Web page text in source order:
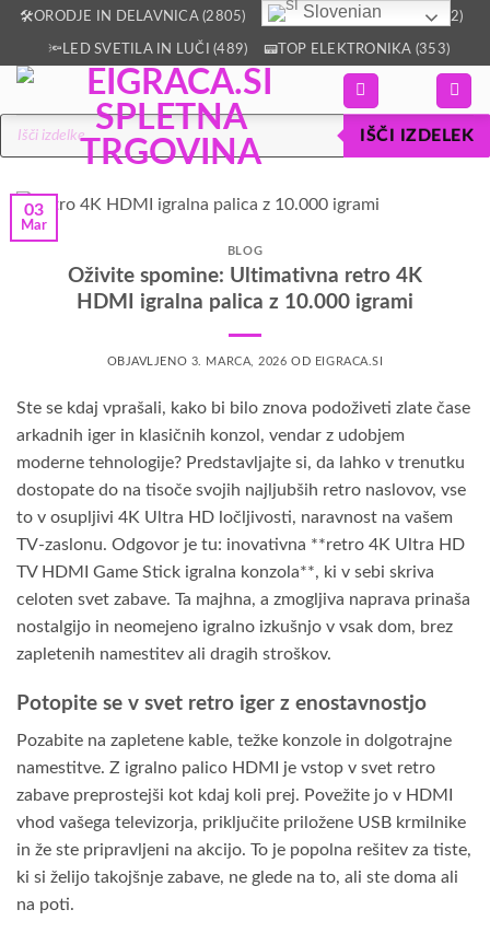
Skoči
vsebino
🛠️ORODJE IN DELAVNICA (2805) 🏡VSE ZA DOM IN VRT (2512)
🔦LED SVETILA IN LUČI (489) 📟TOP ELEKTRONIKA (353)
Products
search
IŠČI IZDELEK
03
Mar
BLOG
Oživite spomine: Ultimativna retro 4K
HDMI igralna palica z 10.000 igrami
OBJAVLJENO 3. MARCA, 2026 OD EIGRACA.SI
Ste se kdaj vprašali, kako bi bilo znova podoživeti zlate čase
arkadnih iger in klasičnih konzol, vendar z udobjem
moderne tehnologije? Predstavljajte si, da lahko v trenutku
dostopate do na tisoče svojih najljubših retro naslovov, vse
to v osupljivi 4K Ultra HD ločljivosti, naravnost na vašem
TV-zaslonu. Odgovor je tu: inovativna **retro 4K Ultra HD
TV HDMI Game Stick igralna konzola**, ki v sebi skriva
celoten svet zabave. Ta majhna, a zmogljiva naprava prinaša
nostalgijo in neomejeno igralno izkušnjo v vsak dom, brez
zapletenih namestitev ali dragih stroškov.
Potopite se v svet retro iger z enostavnostjo
Pozabite na zapletene kable, težke konzole in dolgotrajne
namestitve. Z igralno palico HDMI je vstop v svet retro
zabave preprostejši kot kdaj koli prej. Povežite jo v HDMI
vhod vašega televizorja, priključite priložene USB krmilnike
in že ste pripravljeni na akcijo. To je popolna rešitev za tiste,
ki si želijo takojšnje zabave, ne glede na to, ali ste doma ali
na poti.
Slovenian